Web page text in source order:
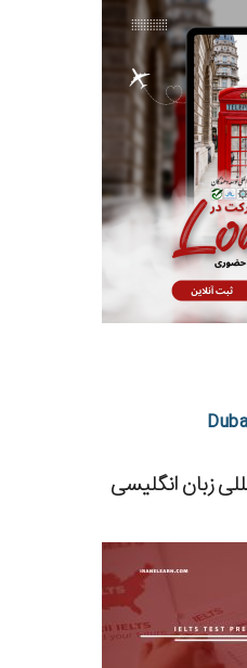
زبان انگلیسی